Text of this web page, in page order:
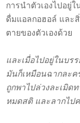
การนำตัวเองไปอยู่ใ
ดื่มแอลกอฮอล์ และสิ่
ตายของตัวเองด้วย
และเมื่อไปอยู่ในบร
มันก็เหมือนฉากละค
ถูกพาไปล่วงละเมิด
หมดสติ และลากไป